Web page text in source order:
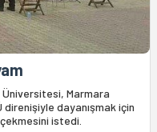
Üniversitesi, Marmara
dayanışmak için
istedi.